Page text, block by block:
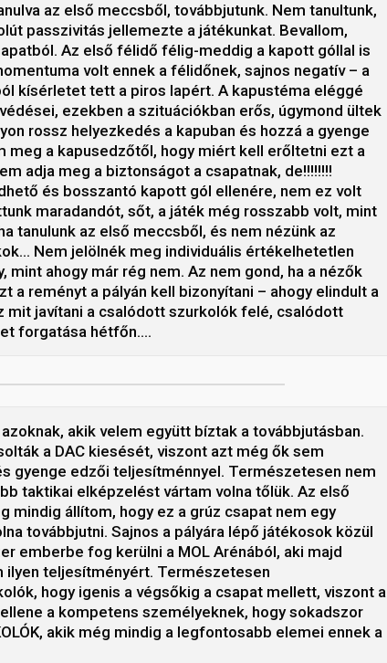
az első meccsből, továbbjutunk. Nem tanultunk,
passzivitás jellemezte a játékunkat. Bevallom,
Az első félidő félig-meddig a kapott góllal is
volt ennek a félidőnek, sajnos negatív – a
kísérletet tett a piros lapért. A kapustéma eléggé
ezekben a szituációkban erős, úgymond ültek
rossz helyezkedés a kapuban és hozzá a gyenge
a kapusedzőtől, hogy miért kell erőltetni ezt a
adja meg a biztonságot a csapatnak, de!!!!!!!!
és bosszantó kapott gól ellenére, nem ez volt
maradandót, sőt, a játék még rosszabb volt, mint
tanulunk az első meccsből, és nem nézünk az
Nem jelölnék meg individuális értékelhetetlen
ahogy már rég nem. Az nem gond, ha a nézők
a reményt a pályán kell bizonyítani – ahogy elindult a
mit javítani a csalódott szurkolók felé, csalódott
forgatása hétfőn….
akik velem együtt bíztak a továbbjutásban.
a DAC kiesését, viszont azt még ők sem
gyenge edzői teljesítménnyel. Természetesen nem
taktikai elképzelést vártam volna tőlük. Az első
mindig állítom, hogy ez a grúz csapat nem egy
továbbjutni. Sajnos a pályára lépő játékosok közül
emberbe fog kerülni a MOL Arénából, aki majd
ilyen teljesítményért. Természetesen
hogy igenis a végsőkig a csapat mellett, viszont a
a kompetens személyeknek, hogy sokadszor
akik még mindig a legfontosabb elemei ennek a